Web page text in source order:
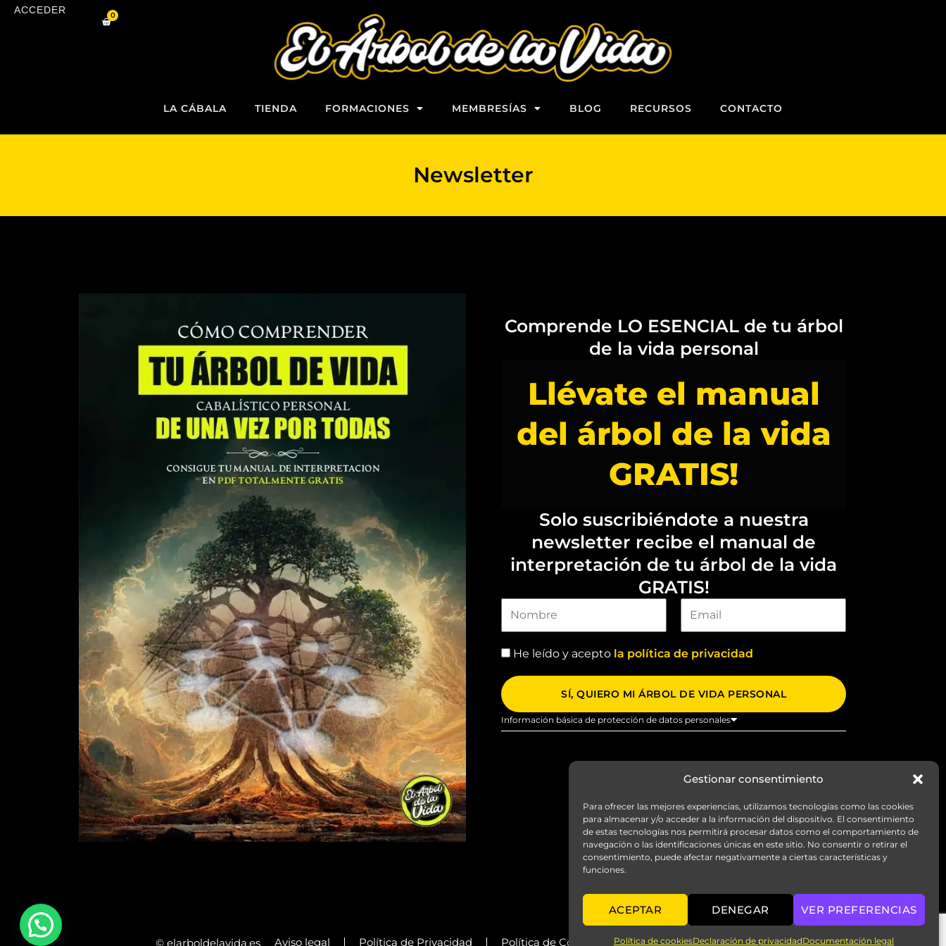
Gestionar consentimiento
Para ofrecer las mejores experiencias, utilizamos tecnologías como las cookies
para almacenar y/o acceder a la información del dispositivo. El consentimiento
de estas tecnologías nos permitirá procesar datos como el comportamiento de
navegación o las identificaciones únicas en este sitio. No consentir o retirar el
consentimiento, puede afectar negativamente a ciertas características y
funciones.
ACEPTAR DENEGAR VER PREFERENCIAS
Política de cookiesDeclaración de privacidadDocumentación legal
ACCEDER 0
Carrito
LA CÁBALA TIENDA FORMACIONES MEMBRESÍAS BLOG RECURSOS CONTACTO
Newsletter
Comprende LO ESENCIAL de tu árbol
de la vida personal
Llévate el manual
del árbol de la vida
GRATIS!
Solo suscribiéndote a nuestra
newsletter recibe el manual de
interpretación de tu árbol de la vida
GRATIS!
m
b
e
a
i
a
e
p
a
He leído y acepto la política de privacidad
SÍ, QUIERO MI ÁRBOL DE VIDA PERSONAL
Información básica de protección de datos personales
© elarboldelavida.es Aviso legal Política de Privacidad Política de Cookies Condiciones de contratación